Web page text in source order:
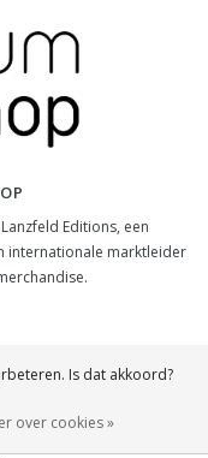
Editions, een
internationale marktleider
Is dat akkoord?
over cookies »